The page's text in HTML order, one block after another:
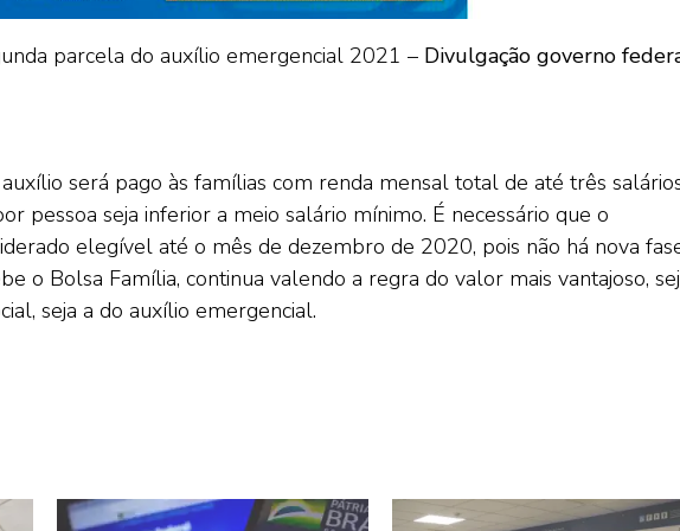
parcela do auxílio emergencial 2021 – Divulgação governo
será pago às famílias com renda mensal total de até três
pessoa seja inferior a meio salário mínimo. É necessário que o
elegível até o mês de dezembro de 2020, pois não há nova
o Bolsa Família, continua valendo a regra do valor mais vantajoso,
seja a do auxílio emergencial.